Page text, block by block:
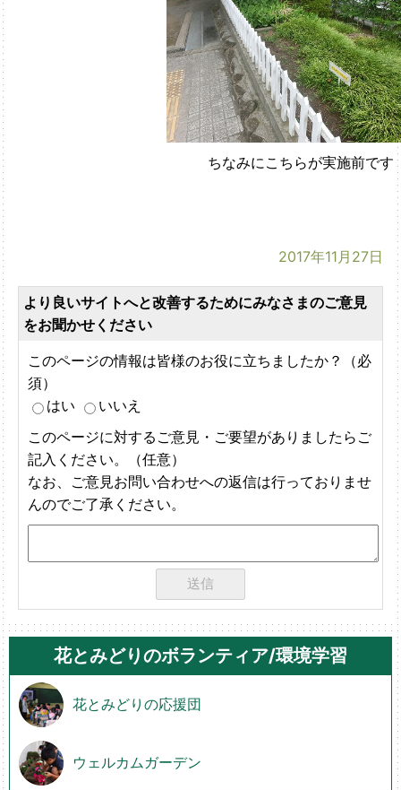
ちなみにこちらが実施前です
2017年11月27日
より良いサイトへと改善するためにみなさまのご意見
をお聞かせください
このページの情報は皆様のお役に立ちましたか？（必
須）
はい
いいえ
このページに対するご意見・ご要望がありましたらご
記入ください。（任意）
なお、ご意見お問い合わせへの返信は行っておりませ
んのでご了承ください。
花とみどりのボランティア/環境学習
花とみどりの応援団
ウェルカムガーデン